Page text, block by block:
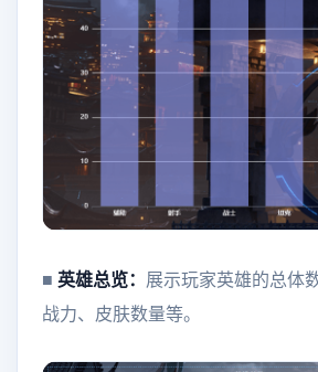
■ 英雄总览： 展示玩家英雄的总体
战力、皮肤数量等。